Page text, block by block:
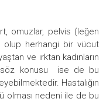
omuzlar, pelvis (leğen
olup herhangi bir vücut
ve ırktan kadınların
söz konusu ise de bu
Hastalığın
olması nedeni ile de bu